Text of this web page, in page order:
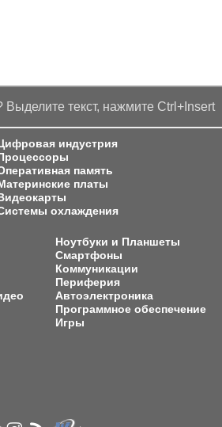
текст, нажмите Ctrl+Insert
индустрия
память
платы
охлаждения
Ноутбуки и Планшеты
Смартфоны
Коммуникации
Периферия
Автоэлектроника
Программное обеспечение
Игры